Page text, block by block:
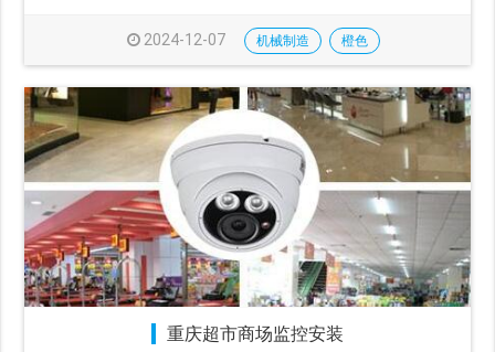
2024-12-07 机械制造 橙色
重庆超市商场监控安装